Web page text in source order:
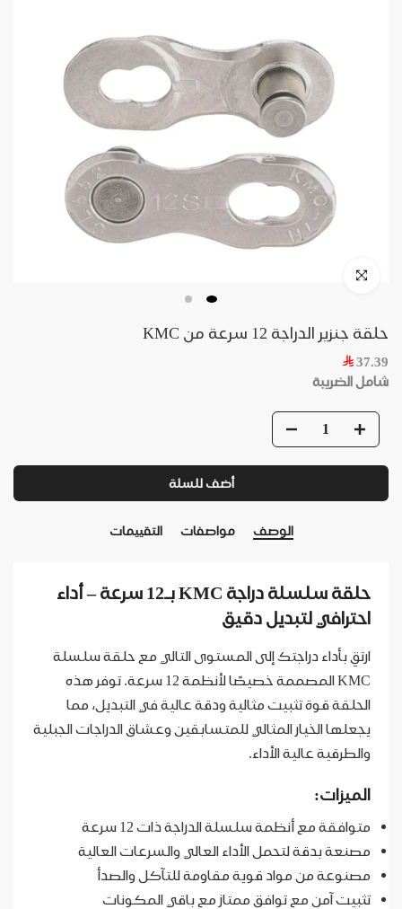
حلقة جنزير الدراجة 12 سرعة من KMC
37.39
شامل الضريبة
أضف للسلة
الوصف مواصفات التقييمات
حلقة سلسلة دراجة KMC بـ12 سرعة – أداء
احترافي لتبديل دقيق
ارتقِ بأداء دراجتك إلى المستوى التالي مع حلقة سلسلة
KMC المصممة خصيصًا لأنظمة 12 سرعة. توفر هذه
الحلقة قوة تثبيت مثالية ودقة عالية في التبديل، مما
يجعلها الخيار المثالي للمتسابقين وعشاق الدراجات الجبلية
والطرقية عالية الأداء.
الميزات:
متوافقة مع أنظمة سلسلة الدراجة ذات 12 سرعة
مصنعة بدقة لتحمل الأداء العالي والسرعات العالية
مصنوعة من مواد قوية مقاومة للتآكل والصدأ
تثبيت آمن مع توافق ممتاز مع باقي المكونات